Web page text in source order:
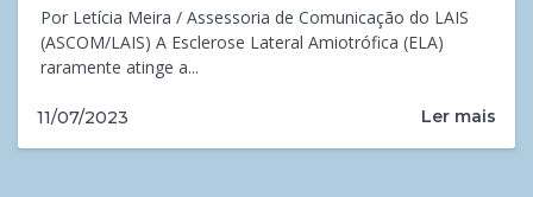
Por Letícia Meira / Assessoria de Comunicação do LAIS
(ASCOM/LAIS) A Esclerose Lateral Amiotrófica (ELA)
raramente atinge a...
11/07/2023 Ler mais